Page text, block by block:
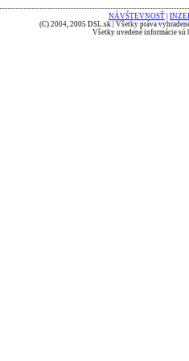
NÁVŠTEVNOSŤ
(C) 2004, 2005 DSL.sk | Všetky práva
Všetky uvedené informácie sú